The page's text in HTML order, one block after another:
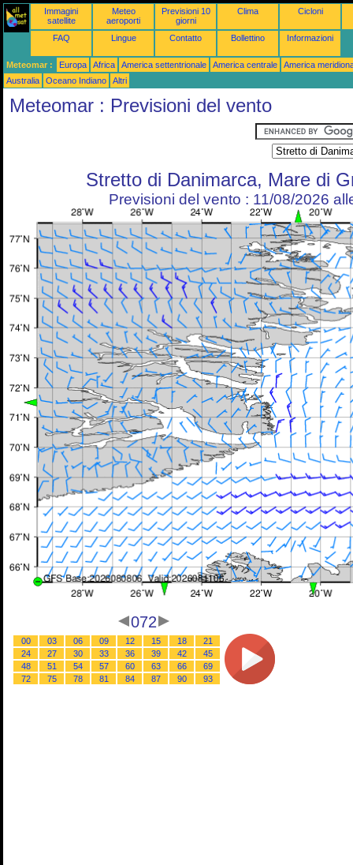
Immagini
satellite
Meteo
aeroporti
Previsioni 10
giorni
Clima Cicloni
FAQ Lingue Contatto Bollettino Informazioni
Meteomar : Europa Africa America settentrionale America centrale
America
Australia
Oceano Indiano Altri
Meteomar : Previsioni del vento
Stretto di Danimarca, Mare di
Previsioni del vento : 11/08/2026
072
00 03 06 09 12 15 18
21
24
27 30 33 36 39 42
45
48
51 54 57 60 63 66
69
72
75 78 81 84 87 90 93